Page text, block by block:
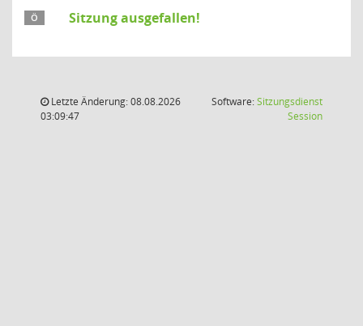
Ö Sitzung ausgefallen!
Letzte Änderung: 08.08.2026
03:09:47
Software:Sitzungsdienst
Session(Wird in